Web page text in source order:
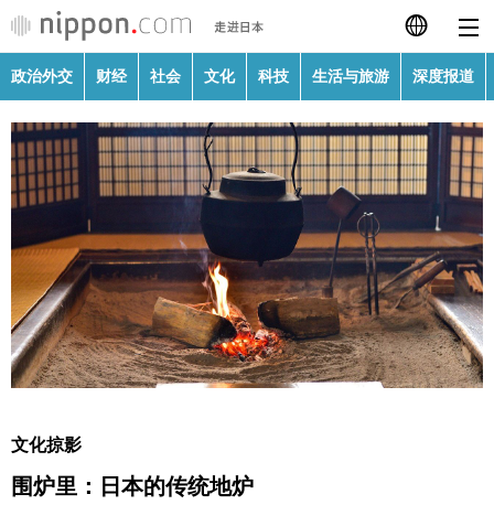
日本語
English
繁體字
Français
Español
العربية
政治外交
财经
社会
政治外交 财经 社会 文化 科技 生活与旅游 深度报道
文化掠影
围炉里：日本的传统地炉